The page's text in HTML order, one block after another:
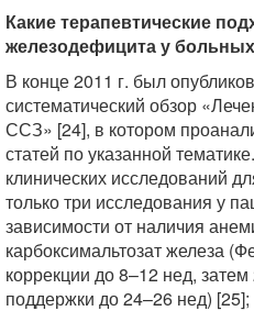
Какие терапевтические
железодефицита у
В конце 2011 г. был
систематический обзор
ССЗ» [24], в котором
статей по указанной
клинических исследований
только три исследования у
зависимости от наличия
карбоксимальтозат железа
коррекции до 8–12 нед,
поддержки до 24–26 нед) [25];